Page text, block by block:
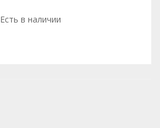
Есть в наличии